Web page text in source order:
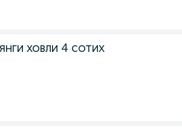
ховли 4 сотих